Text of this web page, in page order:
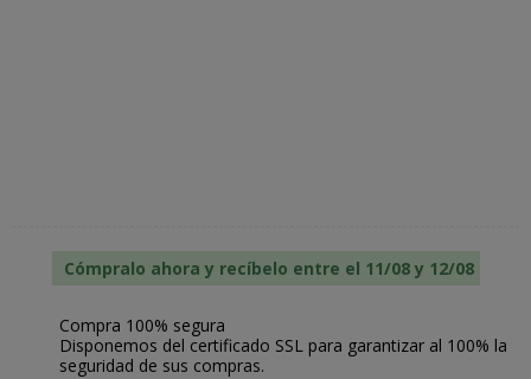
Cómpralo ahora y recíbelo entre el 11/08 y 12/08
Compra 100% segura
Disponemos del certificado SSL para garantizar al 100% la
seguridad de sus compras.